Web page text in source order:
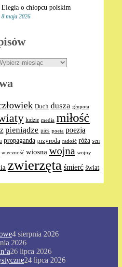
Elegia o chłopcu polskim
8 maja 2026
Duch dusza głupota
ludzie media miłośċ
pieniądze pies poeta poezja
propaganda przyroda radość róża sen
wieczność wiosna wojna wojny
zwierzęta śmierć świat
4 sierpnia 2026
2026
26 lipca 2026
24 lipca 2026